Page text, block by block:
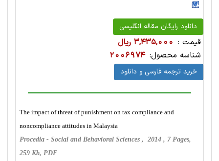
دانلود رایگان مقاله انگلیسی
قیمت : 3,435,000 ریال
شناسه محصول: 2006974
خرید ترجمه فارسی و دانلود
The impact of threat of punishment on tax compliance and
noncompliance attitudes in Malaysia
Procedia - Social and Behavioral Sciences , 2014 , 7 Pages,
259 Kb, PDF